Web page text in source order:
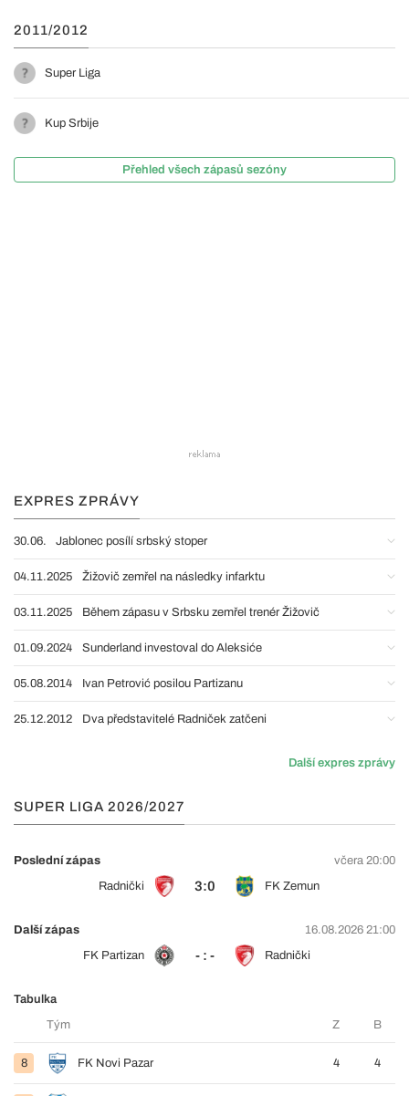
2011/2012
Super Liga
Kup Srbije
Přehled všech zápasů sezóny
EXPRES ZPRÁVY
30.06. Jablonec posílí srbský stoper
04.11.2025 Žižovič zemřel na následky infarktu
03.11.2025 Během zápasu v Srbsku zemřel trenér Žižovič
01.09.2024 Sunderland investoval do Aleksiće
05.08.2014 Ivan Petrović posilou Partizanu
25.12.2012 Dva představitelé Radniček zatčeni
Další expres zprávy
SUPER LIGA 2026/2027
Poslední zápas
včera 20:00
Radnički
3:0 FK Zemun
Další zápas
16.08.2026 21:00
FK Partizan
- : - Radnički
Tabulka
Tým
Z B
8 FK Novi Pazar 4 4